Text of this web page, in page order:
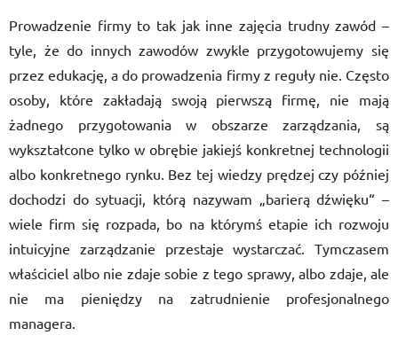
Prowadzenie firmy to tak jak inne zajęcia trudny zawód –
tyle, że do innych zawodów zwykle przygotowujemy się
przez edukację, a do prowadzenia firmy z reguły nie. Często
osoby, które zakładają swoją pierwszą firmę, nie mają
żadnego przygotowania w obszarze zarządzania, są
wykształcone tylko w obrębie jakiejś konkretnej technologii
albo konkretnego rynku. Bez tej wiedzy prędzej czy później
dochodzi do sytuacji, którą nazywam „barierą dźwięku“ –
wiele firm się rozpada, bo na którymś etapie ich rozwoju
intuicyjne zarządzanie przestaje wystarczać. Tymczasem
właściciel albo nie zdaje sobie z tego sprawy, albo zdaje, ale
nie ma pieniędzy na zatrudnienie profesjonalnego
managera.